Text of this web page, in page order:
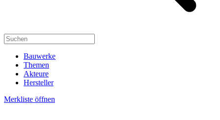
Bauwerke
Themen
Akteure
Hersteller
Merkliste öffnen